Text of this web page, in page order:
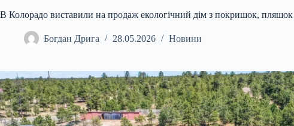
В Колорадо виставили на продаж екологічний дім з покришок, пляшок
Богдан Дрига 28.05.2026 Новини